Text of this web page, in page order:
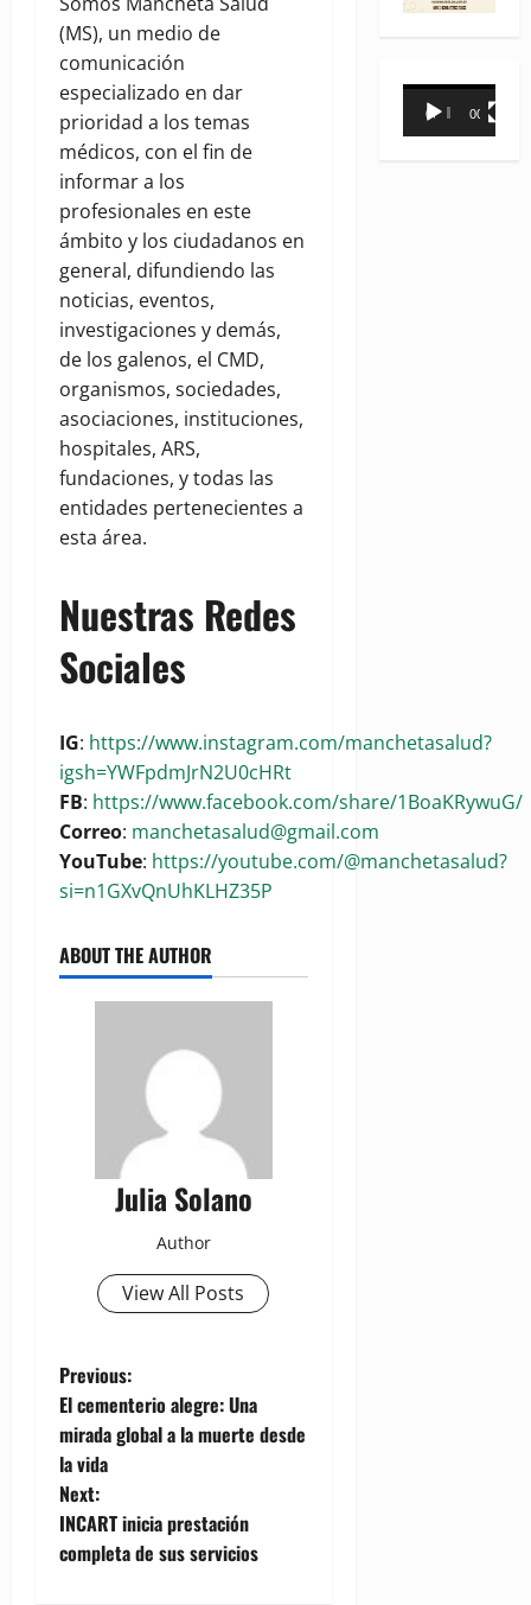
(MS), un medio de
comunicación
especializado en dar
prioridad a los temas
médicos, con el fin de
informar a los
profesionales en este
ámbito y los ciudadanos en
general, difundiendo las
noticias, eventos,
investigaciones y demás,
de los galenos, el CMD,
organismos, sociedades,
asociaciones, instituciones,
hospitales, ARS,
fundaciones, y todas las
entidades pertenecientes a
esta área.
Nuestras Redes
Sociales
IG: https://www.instagram.com/manchetasalud?
igsh=YWFpdmJrN2U0cHRt
FB: https://www.facebook.com/share/1BoaKRywuG/
Correo: manchetasalud@gmail.com
YouTube: https://youtube.com/@manchetasalud?
si=n1GXvQnUhKLHZ35P
ABOUT THE AUTHOR
Julia Solano
Author
View All Posts
P
o
s
t
Previous:
El cementerio alegre: Una
mirada global a la muerte desde
la vida
Next:
INCART inicia prestación
completa de sus servicios
Reproductor
00:00 00:31